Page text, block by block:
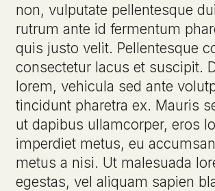
non, vulputate pellentesque
rutrum ante id fermentum
quis justo velit. Pellentesque
consectetur lacus et suscipit.
lorem, vehicula sed ante
tincidunt pharetra ex. Mauris
ut dapibus ullamcorper, eros
imperdiet metus, eu
metus a nisi. Ut malesuada
egestas, vel aliquam sapien